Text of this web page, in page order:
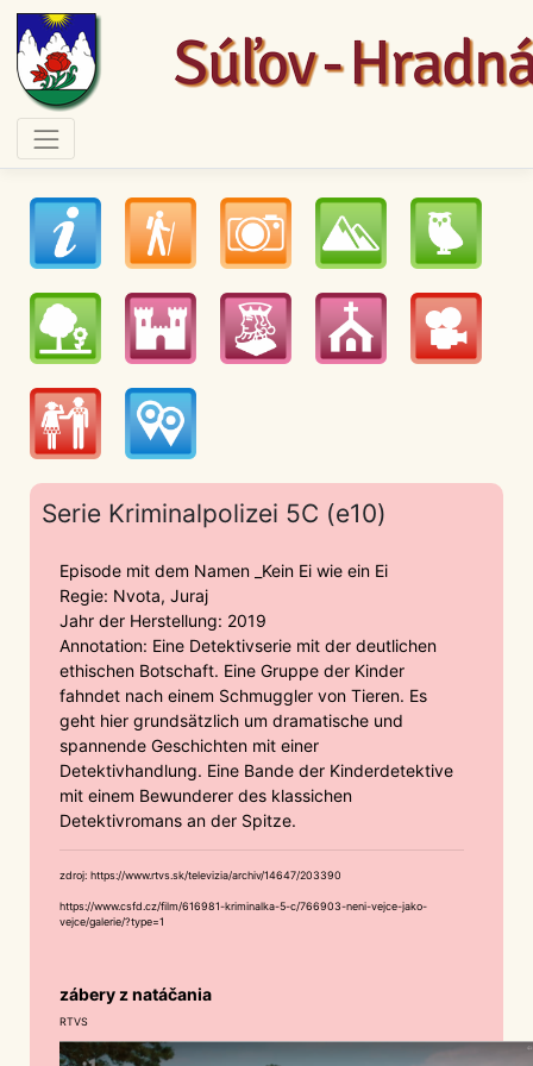
Serie Kriminalpolizei 5C (e10)
Episode mit dem Namen _Kein Ei wie ein Ei
Regie: Nvota, Juraj
Jahr der Herstellung: 2019
Annotation: Eine Detektivserie mit der deutlichen
ethischen Botschaft. Eine Gruppe der Kinder
fahndet nach einem Schmuggler von Tieren. Es
geht hier grundsätzlich um dramatische und
spannende Geschichten mit einer
Detektivhandlung. Eine Bande der Kinderdetektive
mit einem Bewunderer des klassichen
Detektivromans an der Spitze.
zdroj: https://www.rtvs.sk/televizia/archiv/14647/203390
https://www.csfd.cz/film/616981-kriminalka-5-c/766903-neni-vejce-jako-
vejce/galerie/?type=1
zábery z natáčania
RTVS